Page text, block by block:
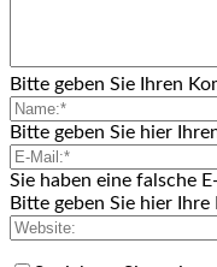
Bitte geben Sie Ihren
Bitte geben Sie hier
Sie haben eine falsche
Bitte geben Sie hier